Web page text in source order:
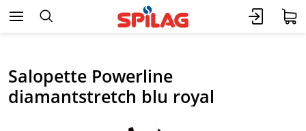
Salopette Powerline
diamantstretch blu royal